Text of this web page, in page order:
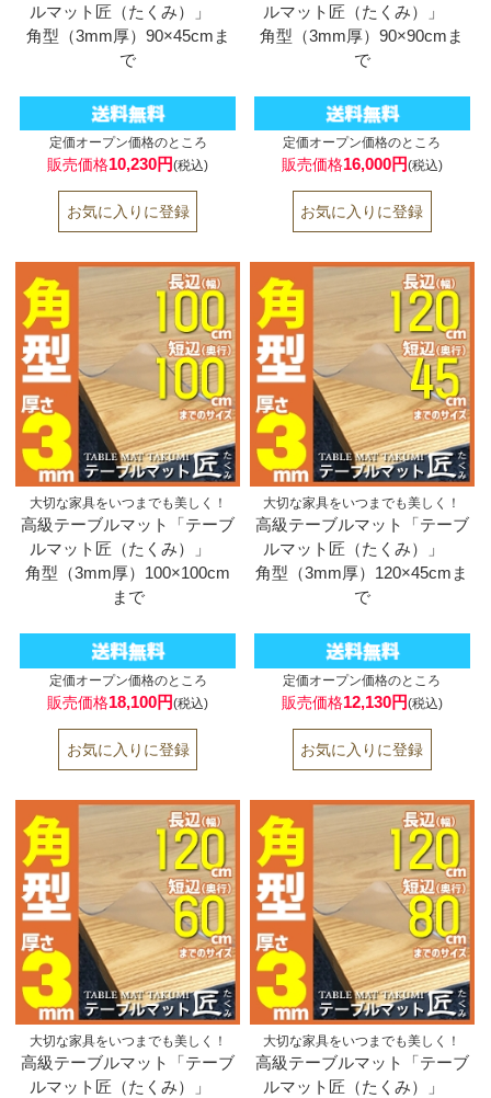
ルマット匠（たくみ）」
角型（3mm厚）90×45cmま
で
定価オープン価格のところ
販売価格10,230円(税込)
ルマット匠（たくみ）」
角型（3mm厚）90×90cmま
で
定価オープン価格のところ
販売価格16,000円(税込)
大切な家具をいつまでも美しく！
高級テーブルマット「テーブ
ルマット匠（たくみ）」
角型（3mm厚）100×100cm
まで
定価オープン価格のところ
販売価格18,100円(税込)
大切な家具をいつまでも美しく！
高級テーブルマット「テーブ
ルマット匠（たくみ）」
角型（3mm厚）120×45cmま
で
定価オープン価格のところ
販売価格12,130円(税込)
大切な家具をいつまでも美しく！
高級テーブルマット「テーブ
ルマット匠（たくみ）」
大切な家具をいつまでも美しく！
高級テーブルマット「テーブ
ルマット匠（たくみ）」